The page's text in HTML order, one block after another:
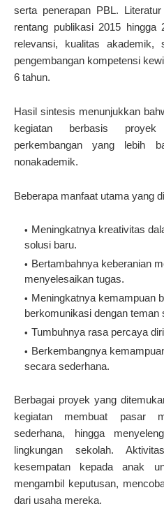
serta penerapan PBL.
rentang publikasi 2015 hingga
relevansi, kualitas akademik,
pengembangan kompetensi
6 tahun.
Hasil sintesis menunjukkan
kegiatan berbasis proyek
perkembangan yang lebih
nonakademik.
Beberapa manfaat utama yang
Meningkatnya kreativitas
solusi baru.
Bertambahnya keberanian
menyelesaikan tugas.
Meningkatnya kemampuan
berkomunikasi dengan teman
Tumbuhnya rasa percaya
Berkembangnya
secara sederhana.
Berbagai proyek yang
kegiatan membuat pasar
sederhana, hingga
lingkungan sekolah.
kesempatan kepada anak
mengambil keputusan,
dari usaha mereka.